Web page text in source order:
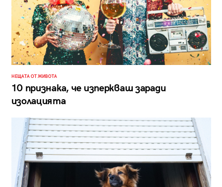
НЕЩАТА ОТ ЖИВОТА
10 признака, че изперкваш заради
изолацията